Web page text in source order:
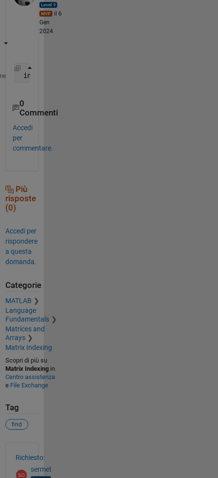
il 6
Gen
2024
index = find(all(matrix))
0
Commenti
Accedi
per
commentare.
Più
risposte
(0)
Accedi per
rispondere
a questa
domanda.
Categorie
MATLAB
Language
Fundamentals
Matrices and
Arrays
Matrix Indexing
Scopri di più su
Matrix Indexingin
Centro assistenza
e File Exchange
Tag
find
Richiesto:
sermet